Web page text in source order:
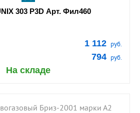
303 P3D Арт. Фил460
1 112 руб.
794 руб.
На складе